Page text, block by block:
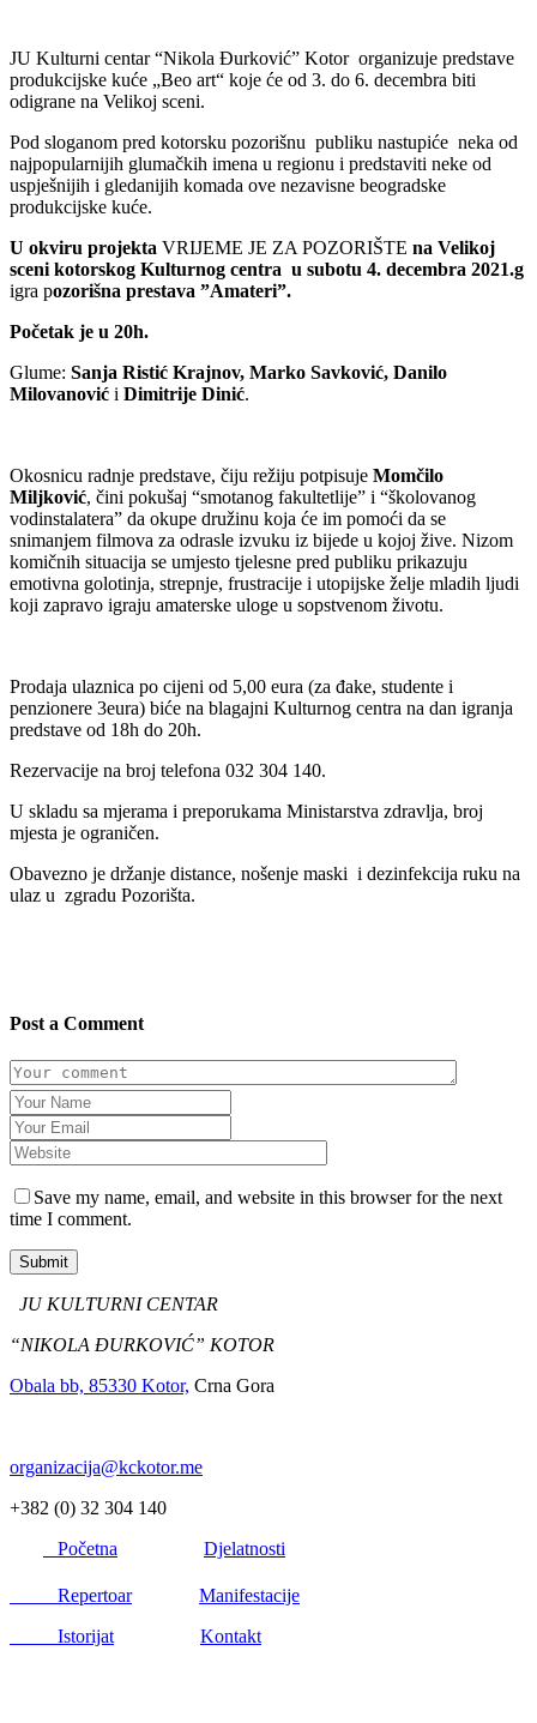
JU Kulturni centar “Nikola Đurković” Kotor organizuje predstave
produkcijske kuće „Beo art“ koje će od 3. do 6. decembra biti
odigrane na Velikoj sceni.
Pod sloganom pred kotorsku pozorišnu publiku nastupiće neka od
najpopularnijih glumačkih imena u regionu i predstaviti neke od
uspješnijih i gledanijih komada ove nezavisne beogradske
produkcijske kuće.
U okviru projekta VRIJEME JE ZA POZORIŠTE na Velikoj
sceni kotorskog Kulturnog centra u subotu 4. decembra 2021.g
igra pozorišna prestava ”Amateri”.
Početak je u 20h.
Glume: Sanja Ristić Krajnov, Marko Savković, Danilo
Milovanović i Dimitrije Dinić.
Okosnicu radnje predstave, čiju režiju potpisuje Momčilo
Miljković, čini pokušaj “smotanog fakultetlije” i “školovanog
vodinstalatera” da okupe družinu koja će im pomoći da se
snimanjem filmova za odrasle izvuku iz bijede u kojoj žive. Nizom
komičnih situacija se umjesto tjelesne pred publiku prikazuju
emotivna golotinja, strepnje, frustracije i utopijske želje mladih ljudi
koji zapravo igraju amaterske uloge u sopstvenom životu.
Prodaja ulaznica po cijeni od 5,00 eura (za đake, studente i
penzionere 3eura) biće na blagajni Kulturnog centra na dan igranja
predstave od 18h do 20h.
Rezervacije na broj telefona 032 304 140.
U skladu sa mjerama i preporukama Ministarstva zdravlja, broj
mjesta je ograničen.
Obavezno je držanje distance, nošenje maski i dezinfekcija ruku na
ulaz u zgradu Pozorišta.
Post a Comment
Save my name, email, and website in this browser for the next
time I comment.
Submit
JU KULTURNI CENTAR
“NIKOLA ĐURKOVIĆ” KOTOR
Obala bb, 85330 Kotor, Crna Gora
organizacija@kckotor.me
+382 (0) 32 304 140
Početna
Djelatnosti
Repertoar
Manifestacije
Istorijat
Kontakt